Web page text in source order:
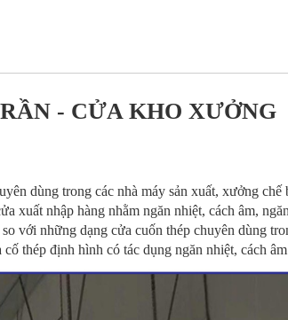
- CỬA KHO XƯỞNG
dùng trong các nhà máy sản xuất, xưởng
xuất nhập hàng nhằm ngăn nhiệt, cách âm,
với những dạng cửa cuốn thép chuyên dùng
thép định hình có tác dụng ngăn nhiệt, cách âm